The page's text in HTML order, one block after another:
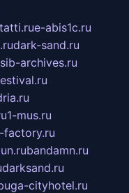
e-abis1c.ru
dark-sand.ru
sib-archives.ru
1-mus.ru
factory.ru
bandamn.ru
darksand.ru
cityhotel.ru